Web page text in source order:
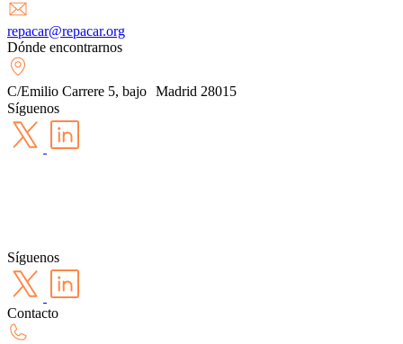
repacar@repacar.org
Dónde encontrarnos
C/Emilio Carrere 5, bajo Madrid 28015
Síguenos
Síguenos
Contacto